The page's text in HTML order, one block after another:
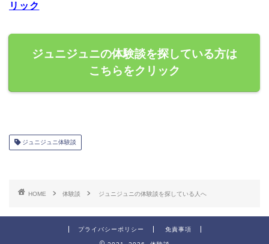
リック
ジュニジュニの体験談を探している方は
こちらをクリック
ジュニジュニ体験談
HOME 体験談 ジュニジュニの体験談を探している人へ
プライバシーポリシー 免責事項